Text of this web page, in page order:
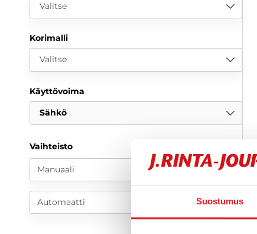
Suostumus
Valitse
Korimalli
Valitse
Käyttövoima
Sähkö
Vaihteisto
Manuaali
Automaatti